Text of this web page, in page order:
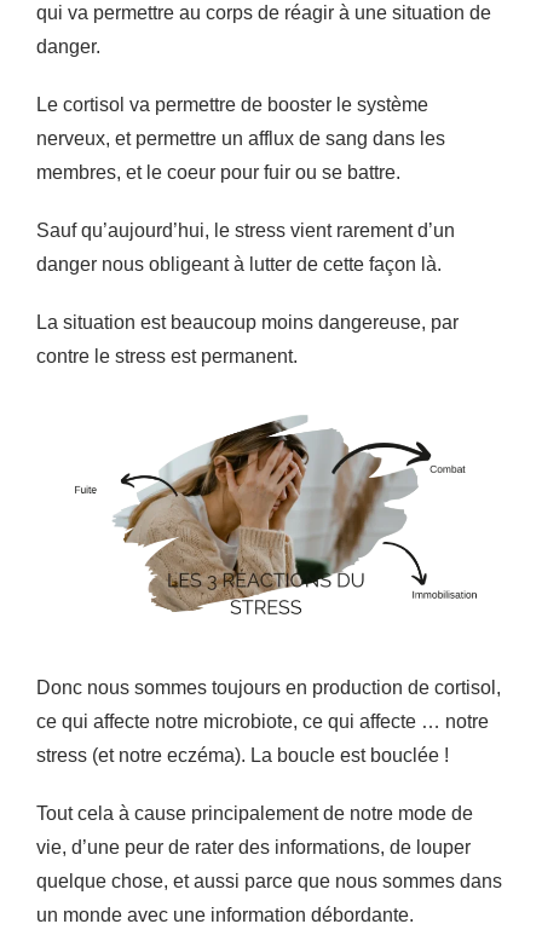
qui va permettre au corps de réagir à une situation de
danger.
Le cortisol va permettre de booster le système
nerveux, et permettre un afflux de sang dans les
membres, et le coeur pour fuir ou se battre.
Sauf qu’aujourd’hui, le stress vient rarement d’un
danger nous obligeant à lutter de cette façon là.
La situation est beaucoup moins dangereuse, par
contre le stress est permanent.
Donc nous sommes toujours en production de cortisol,
ce qui affecte notre microbiote, ce qui affecte … notre
stress (et notre eczéma). La boucle est bouclée !
Tout cela à cause principalement de notre mode de
vie, d’une peur de rater des informations, de louper
quelque chose, et aussi parce que nous sommes dans
un monde avec une information débordante.